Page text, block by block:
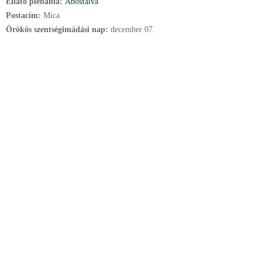
Postacím: Mica
Örökös szentségimádási nap: december 07.